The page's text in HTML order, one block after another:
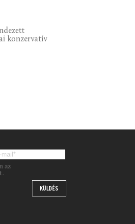
konzervatív
az